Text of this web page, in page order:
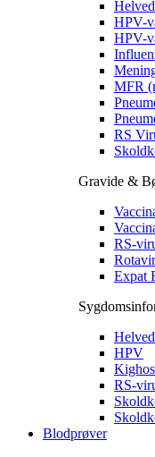
HPV-
HPV-
MFR
RS
Gravide &
RS-
Expat
HPV
RS-
Blodprøver